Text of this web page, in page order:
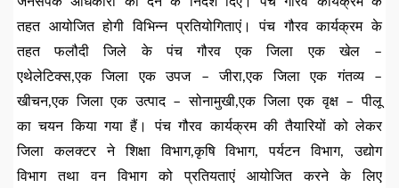
तहत आयोजित होगी विभिन्न प्रतियोगिताएं। पंच गौरव कार्यक्रम के
तहत फलौदी जिले के पंच गौरव एक जिला एक खेल –
एथेलेटिक्स,एक जिला एक उपज – जीरा,एक जिला एक गंतव्य –
खीचन,एक जिला एक उत्पाद – सोनामुखी,एक जिला एक वृक्ष – पीलू
का चयन किया गया हैं। पंच गौरव कार्यक्रम की तैयारियों को लेकर
जिला कलक्टर ने शिक्षा विभाग,कृषि विभाग, पर्यटन विभाग, उद्योग
विभाग तथा वन विभाग को प्रतियताएं आयोजित करने के लिए